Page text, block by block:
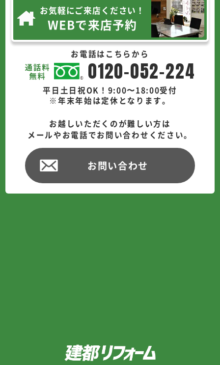
お気軽にご来店ください！
WEBで来店予約
お電話はこちらから
0120-052-224
平日土日祝OK！9:00〜18:00受付
※年末年始は定休となります。
お越しいただくのが難しい方は
メールやお電話でお問い合わせください。
お問い合わせ